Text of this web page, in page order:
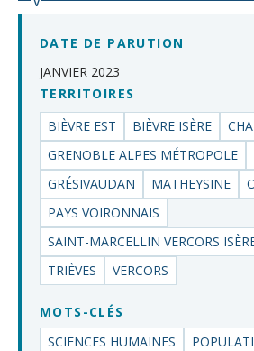
DATE DE PARUTION
JANVIER 2023
TERRITOIRES
BIÈVRE EST
BIÈVRE ISÈRE
GRENOBLE ALPES MÉTROPOLE
GRÉSIVAUDAN
MATHEYSINE
PAYS VOIRONNAIS
SAINT-MARCELLIN VERCORS
TRIÈVES
VERCORS
MOTS-CLÉS
SCIENCES HUMAINES